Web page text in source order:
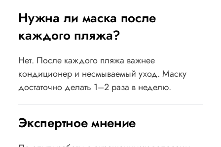
Нужна ли маска после
каждого пляжа?
Нет. После каждого пляжа важнее
кондиционер и несмываемый уход. Маску
достаточно делать 1–2 раза в неделю.
Экспертное мнение